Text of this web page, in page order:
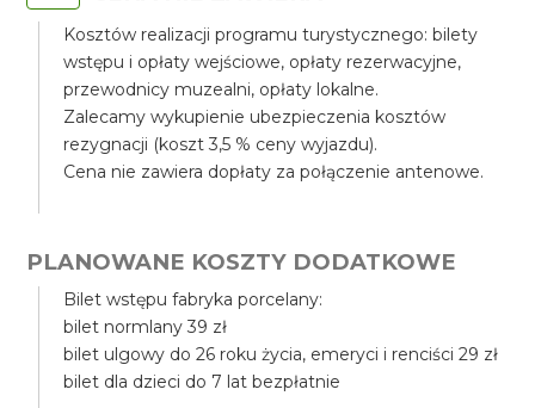
Kosztów realizacji programu turystycznego: bilety
wstępu i opłaty wejściowe, opłaty rezerwacyjne,
przewodnicy muzealni, opłaty lokalne.
Zalecamy wykupienie ubezpieczenia kosztów
rezygnacji (koszt 3,5 % ceny wyjazdu).
Cena nie zawiera dopłaty za połączenie antenowe.
PLANOWANE KOSZTY DODATKOWE
Bilet wstępu fabryka porcelany:
bilet normlany 39 zł
bilet ulgowy do 26 roku życia, emeryci i renciści 29 zł
bilet dla dzieci do 7 lat bezpłatnie